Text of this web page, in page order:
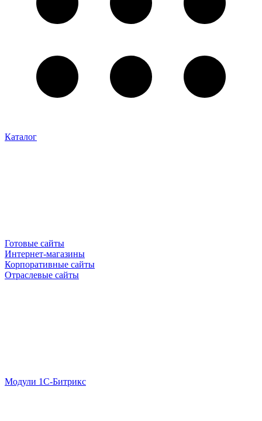
Каталог
Готовые сайты
Интернет-магазины
Корпоративные сайты
Отраслевые сайты
Модули 1С-Битрикс